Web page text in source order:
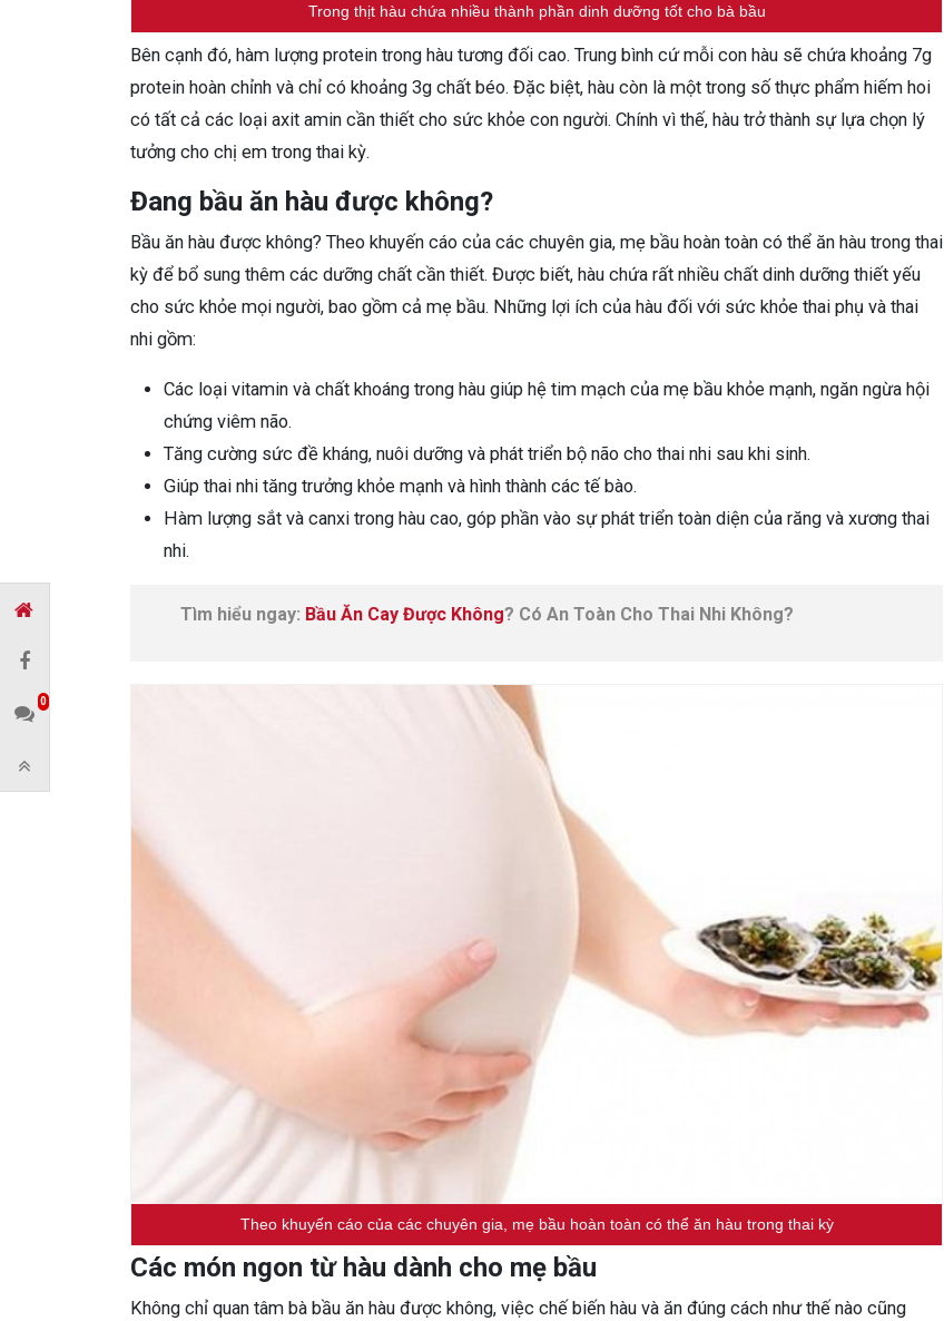
Trong thịt hàu chứa nhiều thành phần dinh dưỡng tốt cho bà bầu
Bên cạnh đó, hàm lượng protein trong hàu tương đối cao. Trung bình cứ mỗi con hàu sẽ chứa khoảng 7g
protein hoàn chỉnh và chỉ có khoảng 3g chất béo. Đặc biệt, hàu còn là một trong số thực phẩm hiếm hoi
có tất cả các loại axit amin cần thiết cho sức khỏe con người. Chính vì thế, hàu trở thành sự lựa chọn lý
tưởng cho chị em trong thai kỳ.
Đang bầu ăn hàu được không?
Bầu ăn hàu được không? Theo khuyến cáo của các chuyên gia, mẹ bầu hoàn toàn có thể ăn hàu trong thai
kỳ để bổ sung thêm các dưỡng chất cần thiết. Được biết, hàu chứa rất nhiều chất dinh dưỡng thiết yếu
cho sức khỏe mọi người, bao gồm cả mẹ bầu. Những lợi ích của hàu đối với sức khỏe thai phụ và thai
nhi gồm:
Các loại vitamin và chất khoáng trong hàu giúp hệ tim mạch của mẹ bầu khỏe mạnh, ngăn ngừa hội
chứng viêm não.
Tăng cường sức đề kháng, nuôi dưỡng và phát triển bộ não cho thai nhi sau khi sinh.
Giúp thai nhi tăng trưởng khỏe mạnh và hình thành các tế bào.
Hàm lượng sắt và canxi trong hàu cao, góp phần vào sự phát triển toàn diện của răng và xương thai
nhi.
Tìm hiểu ngay: Bầu Ăn Cay Được Không? Có An Toàn Cho Thai Nhi Không?
Theo khuyến cáo của các chuyên gia, mẹ bầu hoàn toàn có thể ăn hàu trong thai kỳ
Các món ngon từ hàu dành cho mẹ bầu
Không chỉ quan tâm bà bầu ăn hàu được không, việc chế biến hàu và ăn đúng cách như thế nào cũng
0